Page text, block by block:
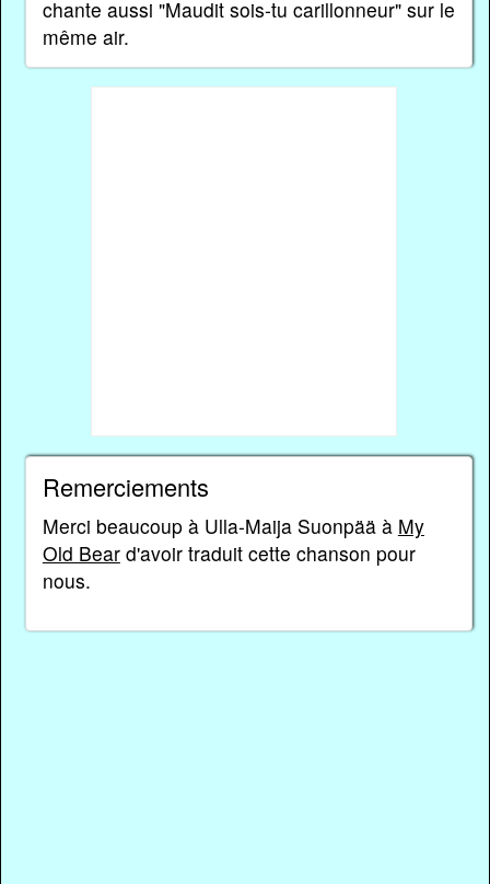
chante aussi "Maudit sois-tu carillonneur" sur le
même air.
Remerciements
Merci beaucoup à Ulla-Maija Suonpää à My
Old Beard'avoir traduit cette chanson pour
nous.